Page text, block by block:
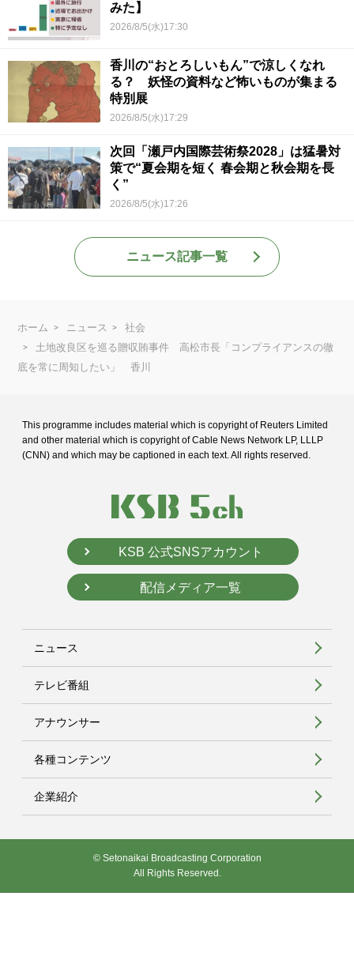
みた】
2026/8/5(水)17:30
香川の“おとろしいもん”で涼しくなれ
る？ 妖怪の資料など怖いものが集まる
特別展
2026/8/5(水)17:29
次回「瀬戸内国際芸術祭2028」は猛暑対
策で“夏会期を短く 春会期と秋会期を長
く”
2026/8/5(水)17:26
ニュース記事一覧
ホーム ニュース
社会
土地改良区を巡る贈収賄事件 高松市長「コンプライアンスの徹
底を常に周知したい」 香川
This programme includes material which is copyright of Reuters Limited
and other material which is copyright of Cable News Network LP, LLLP
(CNN) and which may be captioned in each text. All rights reserved.
KSB 公式SNSアカウント
配信メディア一覧
ニュース
テレビ番組
アナウンサー
各種コンテンツ
企業紹介
© Setonaikai Broadcasting Corporation
All Rights Reserved.